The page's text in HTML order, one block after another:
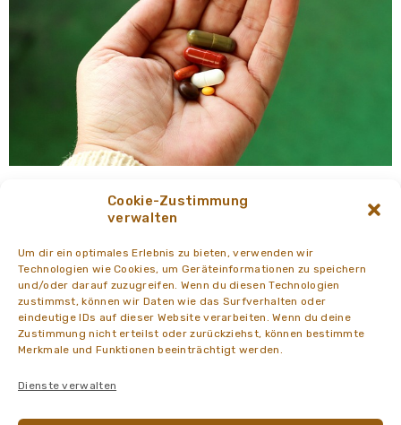
Cookie-Zustimmung
verwalten
Um dir ein optimales Erlebnis zu bieten, verwenden wir
Technologien wie Cookies, um Geräteinformationen zu speichern
und/oder darauf zuzugreifen. Wenn du diesen Technologien
zustimmst, können wir Daten wie das Surfverhalten oder
eindeutige IDs auf dieser Website verarbeiten. Wenn du deine
Zustimmung nicht erteilst oder zurückziehst, können bestimmte
Merkmale und Funktionen beeinträchtigt werden.
Dienste verwalten
Arzneiformen: In der Mundhöhle